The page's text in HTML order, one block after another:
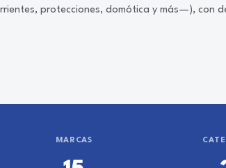
protecciones, domótica y más—), con
MARCAS